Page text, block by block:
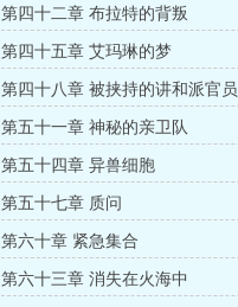
第四十二章 布拉特的背叛
第四十五章 艾玛琳的梦
第四十八章 被挟持的讲和派官员
第五十一章 神秘的亲卫队
第五十四章 异兽细胞
第五十七章 质问
第六十章 紧急集合
第六十三章 消失在火海中